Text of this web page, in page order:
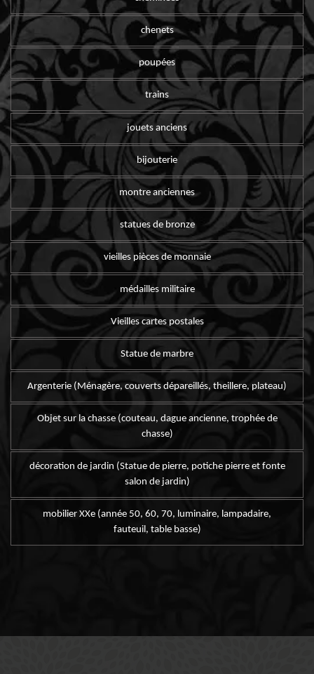
chenets
poupées
trains
jouets anciens
bijouterie
montre anciennes
statues de bronze
vieilles pièces de monnaie
médailles militaire
Vieilles cartes postales
Statue de marbre
Argenterie (Ménagère, couverts dépareillés, theillere, plateau)
Objet sur la chasse (couteau, dague ancienne, trophée de
chasse)
décoration de jardin (Statue de pierre, potiche pierre et fonte
salon de jardin)
mobilier XXe (année 50, 60, 70, luminaire, lampadaire,
fauteuil, table basse)